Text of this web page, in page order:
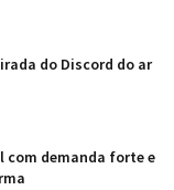
do Discord do ar
com demanda forte e